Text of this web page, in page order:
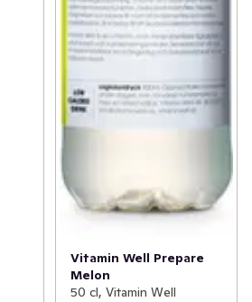
Vitamin Well Prepare
Melon
50 cl, Vitamin Well